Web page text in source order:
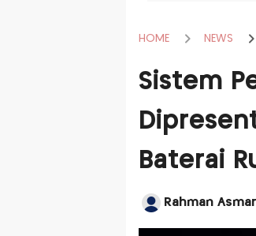
HOME NEWS
Sistem
Baterai
Rahman